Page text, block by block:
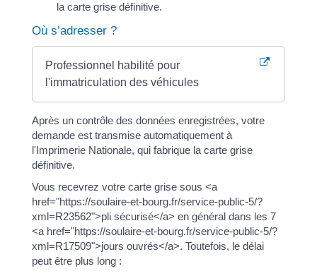
la carte grise définitive.
Où s’adresser ?
Professionnel habilité pour
l'immatriculation des véhicules
Après un contrôle des données enregistrées, votre
demande est transmise automatiquement à
l'Imprimerie Nationale, qui fabrique la carte grise
définitive.
Vous recevrez votre carte grise sous <a
href="https://soulaire-et-bourg.fr/service-public-5/?
xml=R23562">pli sécurisé</a> en général dans les 7
<a href="https://soulaire-et-bourg.fr/service-public-5/?
xml=R17509">jours ouvrés</a>. Toutefois, le délai
peut être plus long :